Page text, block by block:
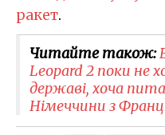
ракет.
Читайте також:
Leopard 2 поки не
державі, хоча
Німеччини з